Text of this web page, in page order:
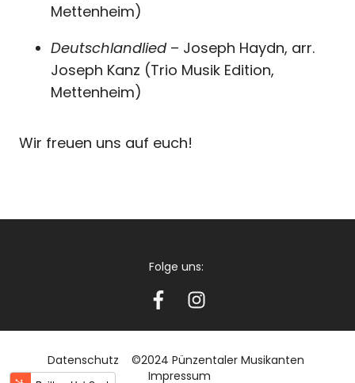
Mettenheim)
Deutschlandlied– Joseph Haydn, arr.
Joseph Kanz (Trio Musik Edition,
Mettenheim)
Wir freuen uns auf euch!
Folge uns:
Datenschutz ©2024 Pünzentaler Musikanten
Impressum